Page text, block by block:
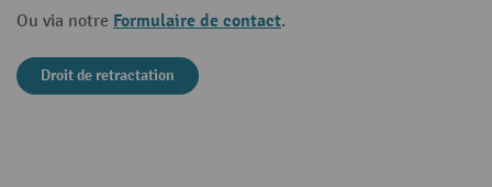
Ou via notre Formulaire de contact.
Droit de retractation